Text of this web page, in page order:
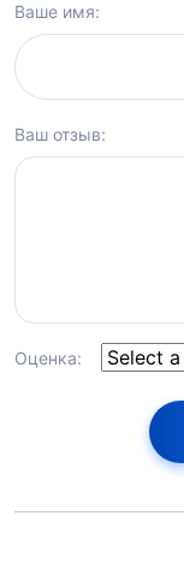
Ваше имя:
Ваш отзыв:
Оценка: